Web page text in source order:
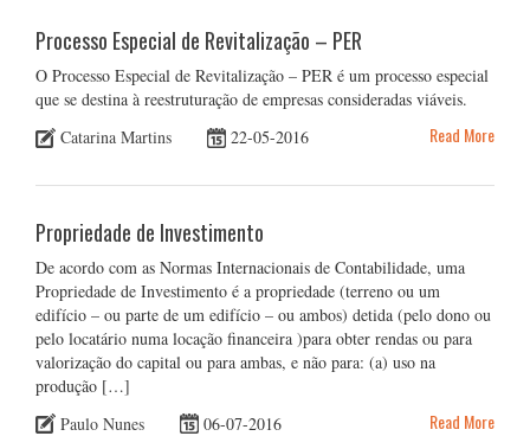
Processo Especial de Revitalização – PER
O Processo Especial de Revitalização – PER é um processo especial
que se destina à reestruturação de empresas consideradas viáveis.
Catarina Martins
22-05-2016 Read More
Propriedade de Investimento
De acordo com as Normas Internacionais de Contabilidade, uma
Propriedade de Investimento é a propriedade (terreno ou um
edifício – ou parte de um edifício – ou ambos) detida (pelo dono ou
pelo locatário numa locação financeira )para obter rendas ou para
valorização do capital ou para ambas, e não para: (a) uso na
produção […]
Paulo Nunes
06-07-2016 Read More